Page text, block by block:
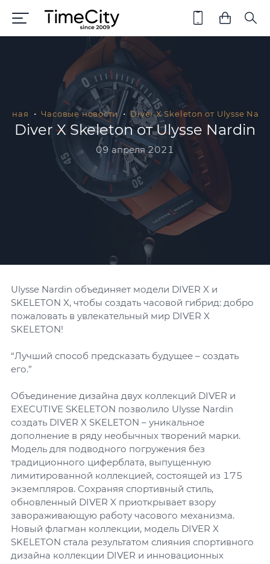
Часовые новости Diver X Skeleton от Ulysse
Diver X Skeleton от Ulysse Nardin
09 апреля 2021
Ulysse Nardin объединяет модели DIVER X и
SKELETON X, чтобы создать часовой гибрид: добро
пожаловать в увлекательный мир DIVER X
SKELETON!
“Лучший способ предсказать будущее – создать
его.”
Объединение дизайна двух коллекций DIVER и
EXECUTIVE SKELETON позволило Ulysse Nardin
создать DIVER X SKELETON – уникальное
дополнение в ряду необычных творений марки.
Модель для подводного погружения без
традиционного циферблата, выпущенную
лимитированной коллекцией, состоящей из 175
экземпляров. Сохраняя спортивный стиль,
обновленный DIVER X приоткрывает взору
завораживающую работу часового механизма.
Новый флагман коллекции, модель DIVER X
SKELETON стала результатом слияния спортивного
дизайна коллекции DIVER и инновационных